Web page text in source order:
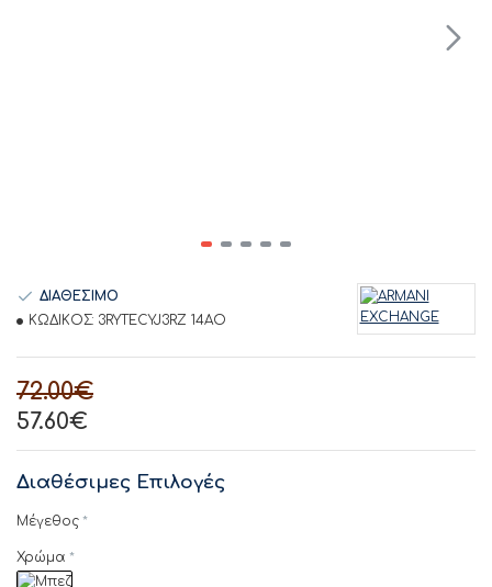
57.60€
72.00€
ΔΙΑΘΕΣΙΜΟ
ΚΩΔΙΚΟΣ: 3RYTECYJ3RZ 14AO
Διαθέσιμες Επιλογές
Μέγεθος
Χρώμα